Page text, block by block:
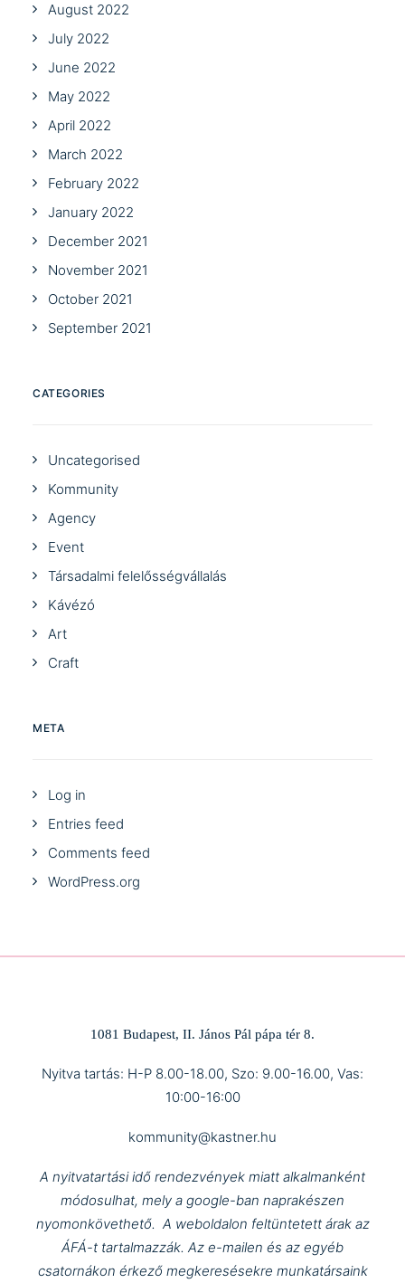
August 2022
July 2022
June 2022
May 2022
April 2022
March 2022
February 2022
January 2022
December 2021
November 2021
October 2021
September 2021
CATEGORIES
Uncategorised
Kommunity
Agency
Event
Társadalmi felelősségvállalás
Kávézó
Art
Craft
META
Log in
Entries feed
Comments feed
WordPress.org
1081 Budapest, II. János Pál pápa tér 8.
Nyitva tartás: H-P 8.00-18.00, Szo: 9.00-16.00, Vas:
10:00-16:00
kommunity@kastner.hu
A nyitvatartási idő rendezvények miatt alkalmanként
módosulhat, mely a google-ban naprakészen
nyomonkövethető. A weboldalon feltüntetett árak az
ÁFÁ-t tartalmazzák. Az e-mailen és az egyéb
csatornákon érkező megkeresésekre munkatársaink